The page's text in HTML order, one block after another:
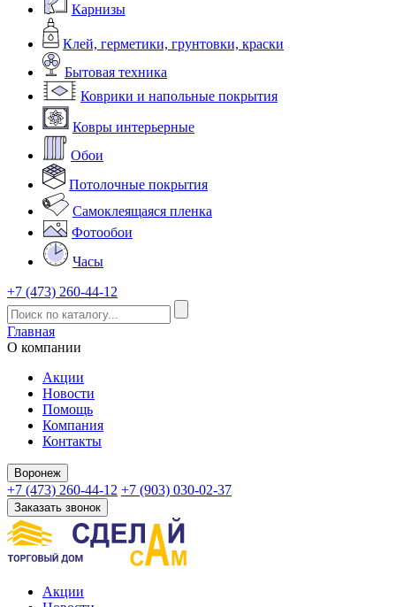
Карнизы
Клей, герметики, грунтовки, краски
Бытовая техника
Коврики и напольные покрытия
Ковры интерьерные
Обои
Потолочные покрытия
Самоклеящаяся пленка
Фотообои
Часы
+7 (473) 260-44-12
Главная
О компании
Акции
Новости
Помощь
Компания
Контакты
Воронеж
+7 (473) 260-44-12 +7 (903) 030-02-37
Заказать звонок
Акции